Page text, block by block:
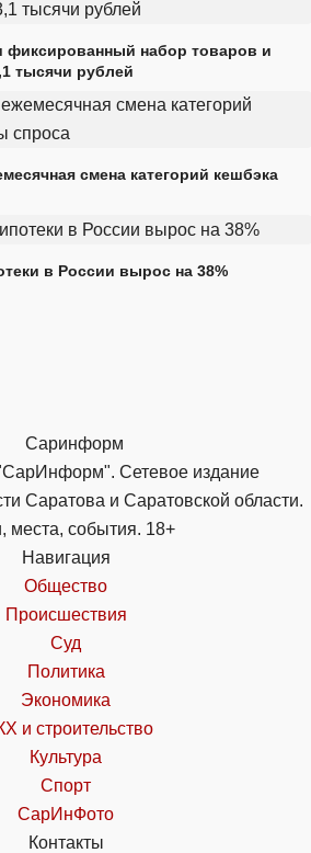
фиксированный набор товаров и
тысячи рублей
смена категорий кешбэка
в России вырос на 38%
Сетевое издание
Саратова и Саратовской области.
места, события. 18+
Навигация
Общество
Происшествия
Суд
Политика
Экономика
и строительство
Культура
Спорт
СарИнФото
Контакты